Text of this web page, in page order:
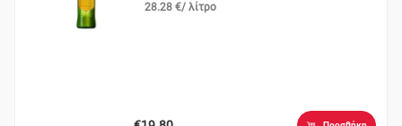
28.28 €/ λίτρο